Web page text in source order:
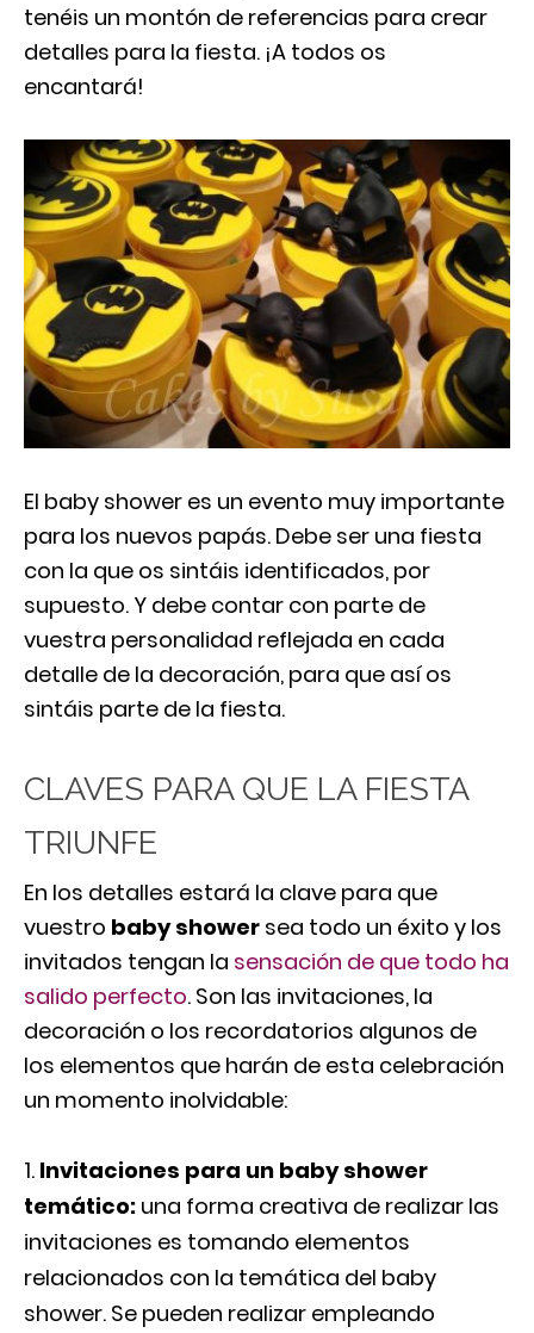
tenéis un montón de referencias para crear
detalles para la fiesta. ¡A todos os
encantará!
El baby shower es un evento muy importante
para los nuevos papás. Debe ser una fiesta
con la que os sintáis identificados, por
supuesto. Y debe contar con parte de
vuestra personalidad reflejada en cada
detalle de la decoración, para que así os
sintáis parte de la fiesta.
CLAVES PARA QUE LA FIESTA
TRIUNFE
En los detalles estará la clave para que
vuestro baby shower sea todo un éxito y los
invitados tengan la sensación de que todo ha
salido perfecto. Son las invitaciones, la
decoración o los recordatorios algunos de
los elementos que harán de esta celebración
un momento inolvidable:
Invitaciones para un baby shower
temático: una forma creativa de realizar las
invitaciones es tomando elementos
relacionados con la temática del baby
shower. Se pueden realizar empleando